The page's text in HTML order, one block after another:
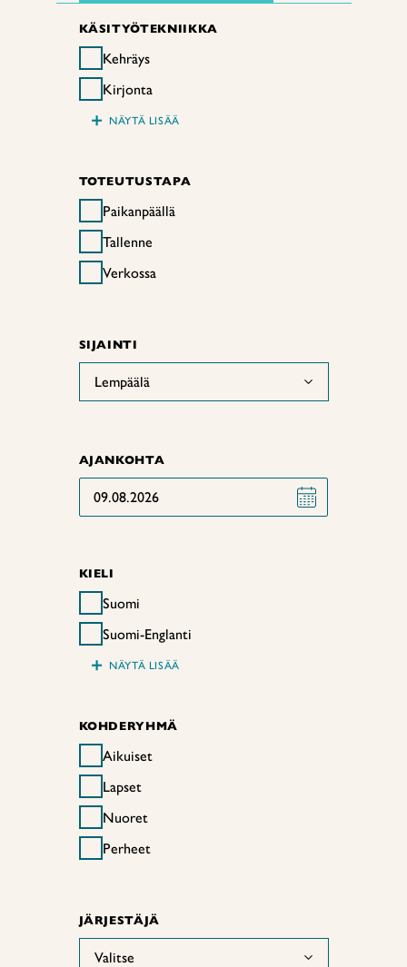
KÄSITYÖTEKNIIKKA
Kehräys
Kirjonta
+ NÄYTÄ LISÄÄ
TOTEUTUSTAPA
Paikanpäällä
Tallenne
Verkossa
SIJAINTI
Lempäälä
AJANKOHTA
09.08.2026
KIELI
Suomi
Suomi-Englanti
+ NÄYTÄ LISÄÄ
KOHDERYHMÄ
Aikuiset
Lapset
Nuoret
Perheet
JÄRJESTÄJÄ
Valitse